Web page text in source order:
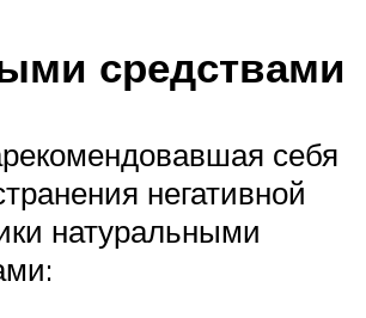
средствами
себя
негативной
натуральными